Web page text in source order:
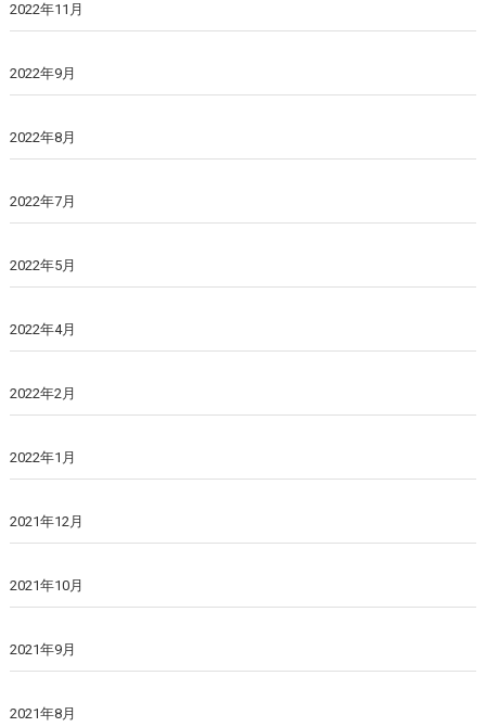
2022年11月
2022年9月
2022年8月
2022年7月
2022年5月
2022年4月
2022年2月
2022年1月
2021年12月
2021年10月
2021年9月
2021年8月